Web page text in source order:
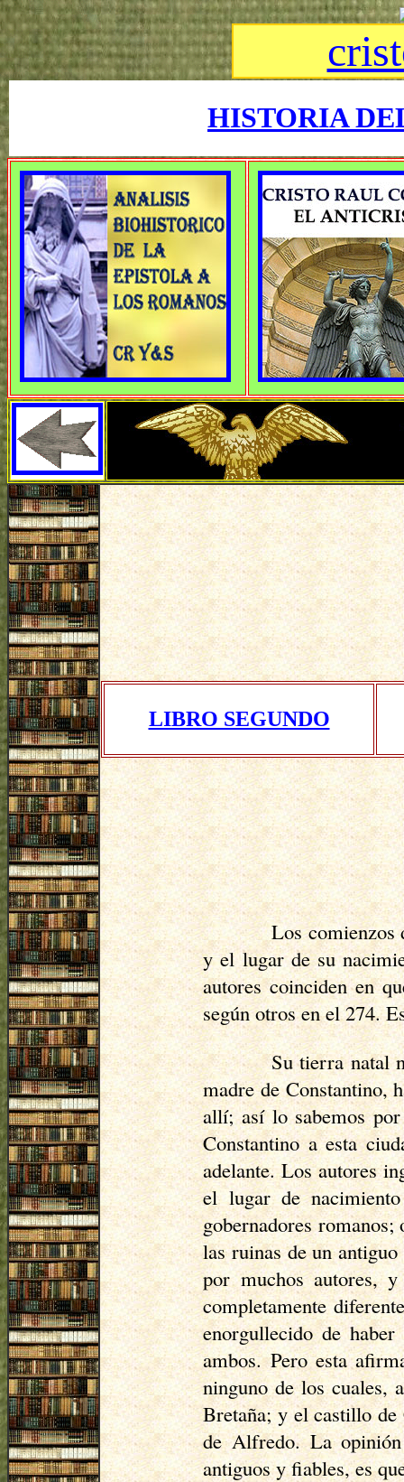
HISTORIA
LIBRO SEGUNDO
Los comienzos
y el lugar de su
autores coinciden en
según otros en el 274.
Su tierra natal
madre de Constantino,
allí; así lo sabemos
Constantino a esta
adelante. Los autores
el lugar de
gobernadores
las ruinas de un
por muchos autores,
completamente
enorgullecido de
ambos. Pero esta
ninguno de los cuales,
Bretaña; y el castillo de
de Alfredo. La opinión
antiguos y fiables, es